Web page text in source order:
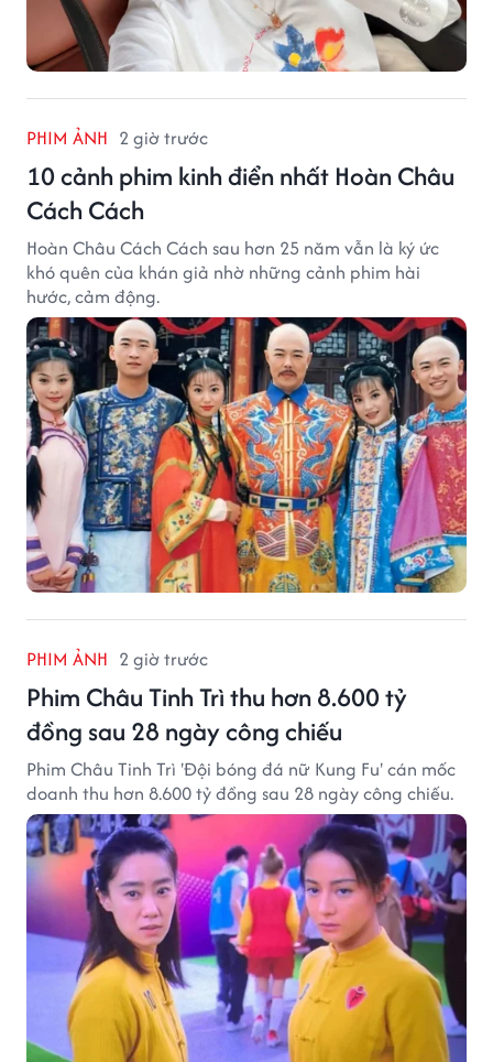
PHIM ẢNH 2 giờ trước
10 cảnh phim kinh điển nhất Hoàn Châu
Cách Cách
Hoàn Châu Cách Cách sau hơn 25 năm vẫn là ký ức
khó quên của khán giả nhờ những cảnh phim hài
hước, cảm động.
PHIM ẢNH 2 giờ trước
Phim Châu Tinh Trì thu hơn 8.600 tỷ
đồng sau 28 ngày công chiếu
Phim Châu Tinh Trì 'Đội bóng đá nữ Kung Fu' cán mốc
doanh thu hơn 8.600 tỷ đồng sau 28 ngày công chiếu.